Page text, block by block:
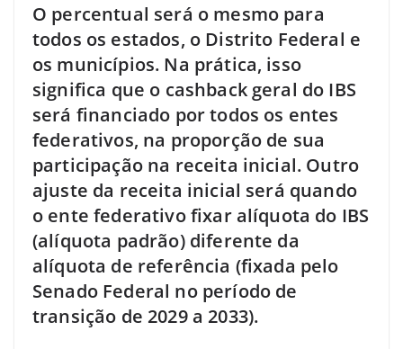
O percentual será o mesmo para
todos os estados, o Distrito Federal e
os municípios. Na prática, isso
significa que o cashback geral do IBS
será financiado por todos os entes
federativos, na proporção de sua
participação na receita inicial. Outro
ajuste da receita inicial será quando
o ente federativo fixar alíquota do IBS
(alíquota padrão) diferente da
alíquota de referência (fixada pelo
Senado Federal no período de
transição de 2029 a 2033).